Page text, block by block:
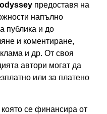
предоставя на
напълно
публика и до
и коментиране,
и др. От своя
автори могат да
или за платено
се финансира от